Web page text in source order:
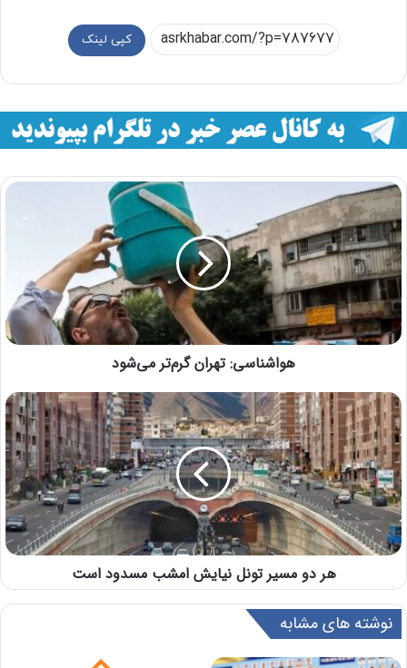
کپی لینک
هواشناسی: تهران گرم‌تر می‌شود
هر دو مسیر تونل نیایش امشب مسدود است
نوشته های مشابه